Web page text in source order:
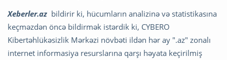
Xeberler.az bildirir ki, hücumların analizinə və statistikasına
keçməzdən öncə bildirmək istərdik ki, CYBERO
Kibertəhlükəsizlik Mərkəzi növbəti ildən hər ay ".az" zonalı
internet informasiya resurslarına qarşı həyata keçirilmiş